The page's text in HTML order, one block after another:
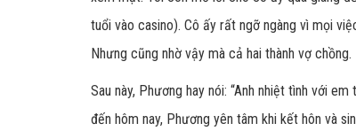
tuổi vào casino). Cô ấy rất ngỡ ngàng vì mọi
Nhưng cũng nhờ vậy mà cả hai thành vợ chồng.
Sau này, Phương hay nói: “Anh nhiệt tình với
đến hôm nay, Phương yên tâm khi kết hôn và